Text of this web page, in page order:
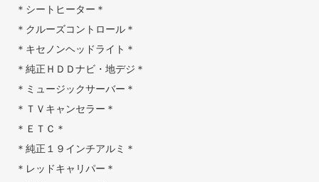
＊シートヒーター＊
＊クルーズコントロール＊
＊キセノンヘッドライト＊
＊純正ＨＤＤナビ・地デジ＊
＊ミュージックサーバー＊
＊ＴＶキャンセラー＊
＊ＥＴＣ＊
＊純正１９インチアルミ＊
＊レッドキャリパー＊